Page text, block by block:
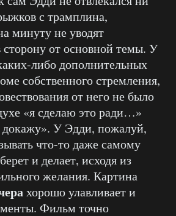
с трамплина,
минуту не уводят
сторону от основной темы. У
либо дополнительных
собственного стремления,
от него не было
«я сделаю это ради…»
докажу». У Эдди, пожалуй,
что-то даже самому
и делает, исходя из
желания. Картина
хорошо улавливает и
Фильм точно